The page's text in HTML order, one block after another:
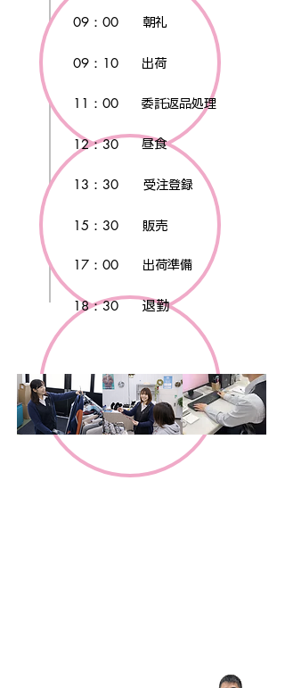
09：00
09：10
11：00
12：30
13：30
15：30
17：00
18：30
朝礼
出荷
委託返品処理
昼食
受注登録
販売
出荷準備
退勤